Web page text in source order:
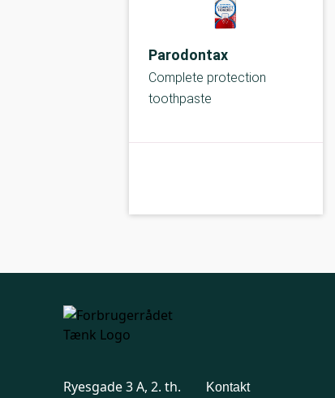
Parodontax
Complete protection
toothpaste
Ryesgade 3 A, 2. th.
Kontakt